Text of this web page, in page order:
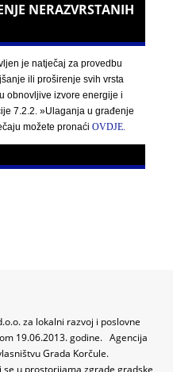
NERAZVRSTANIH
je natječaj za provedbu
ili proširenje svih vrsta
obnovljive izvore energije i
7.2.2. »Ulaganja u građenje
možete pronaći OVDJE.
za lokalni razvoj i poslovne
19.06.2013. godine. Agencija
Grada Korčule.
se u prostorijama zgrade gradske